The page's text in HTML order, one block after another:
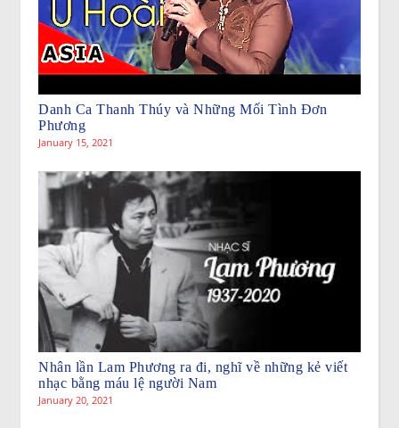
Danh Ca Thanh Thúy và Những Mối Tình Đơn
Phương
January 15, 2021
Nhân lần Lam Phương ra đi, nghĩ về những kẻ viết
nhạc bằng máu lệ người Nam
January 20, 2021